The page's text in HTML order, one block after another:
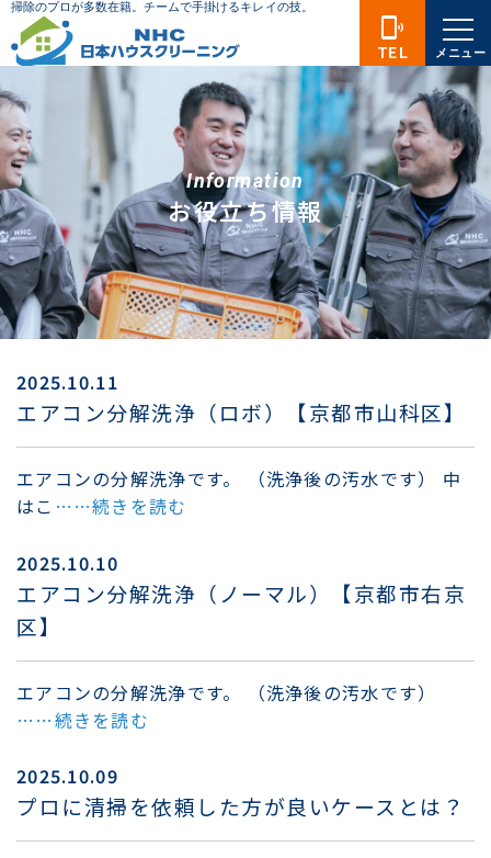
Information
お役立ち情報
2025.10.11
エアコン分解洗浄（ロボ）【京都市山科区】
エアコンの分解洗浄です。 （洗浄後の汚水です） 中
はこ ……続きを読む
2025.10.10
エアコン分解洗浄（ノーマル）【京都市右京
区】
エアコンの分解洗浄です。 （洗浄後の汚水です）
……続きを読む
2025.10.09
プロに清掃を依頼した方が良いケースとは？
phonelink_ring
TEL メニュー